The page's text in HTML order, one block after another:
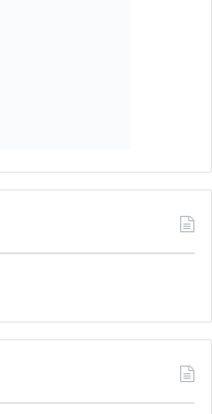
| Sanskardarshan|
Group
YouTube